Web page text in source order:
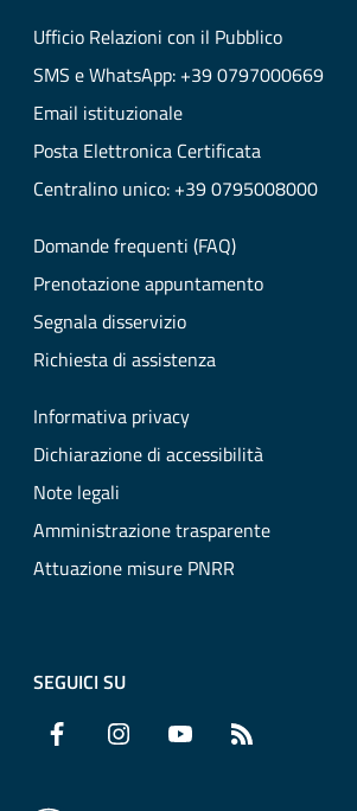
Ufficio Relazioni con il Pubblico
SMS e WhatsApp: +39 0797000669
Email istituzionale
Posta Elettronica Certificata
Centralino unico: +39 0795008000
Domande frequenti (FAQ)
Prenotazione appuntamento
Segnala disservizio
Richiesta di assistenza
Informativa privacy
Dichiarazione di accessibilità
Note legali
Amministrazione trasparente
Attuazione misure PNRR
SEGUICI SU
Facebook Instagram YouTube